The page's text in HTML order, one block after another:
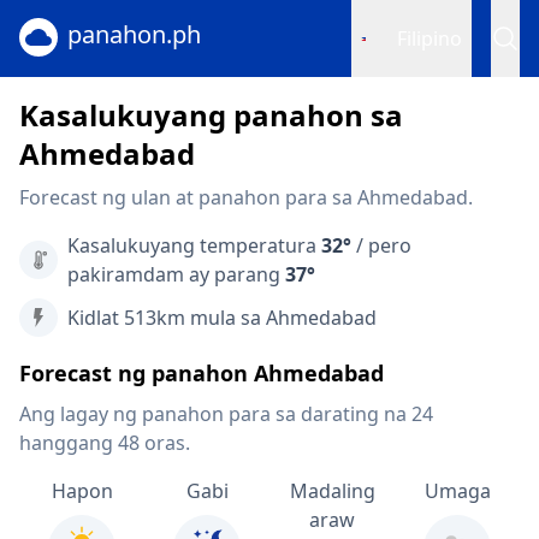
panahon.ph
Kasalukuyang panahon sa
Ahmedabad
Forecast ng ulan at panahon para sa Ahmedabad.
Kasalukuyang temperatura 32°/ pero
pakiramdam ay parang 37°
Kidlat 513km mula sa Ahmedabad
Forecast ng panahon Ahmedabad
Ang lagay ng panahon para sa darating na 24
hanggang 48 oras.
Hapon
Gabi
Madaling
araw
Umaga